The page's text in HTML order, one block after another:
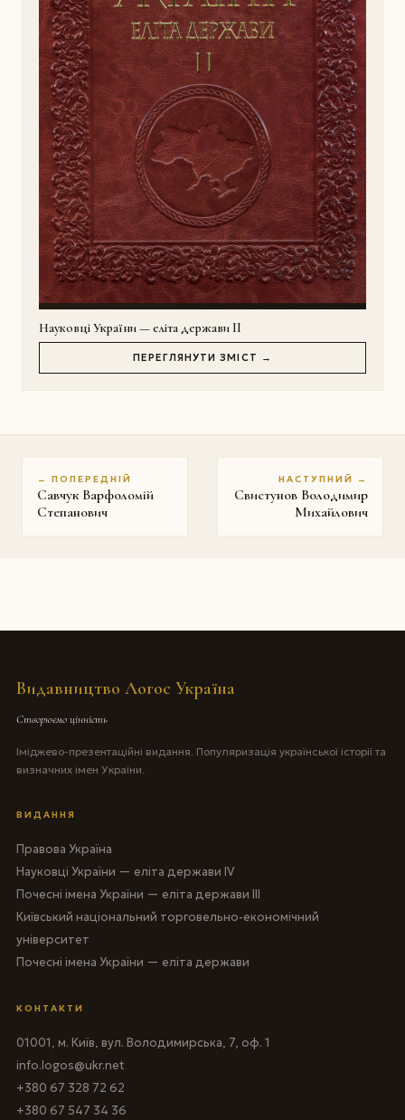
Науковці України — еліта держави II
ПЕРЕГЛЯНУТИ ЗМІСТ →
← ПОПЕРЕДНІЙ
Савчук Варфоломій
Степанович
НАСТУПНИЙ →
Свистунов Володимир
Михайлович
Видавництво Логос Україна
Створюємо цінність
Іміджево-презентаційні видання. Популяризація української історії та
визначних імен України.
ВИДАННЯ
Правова Україна
Науковці України — еліта держави IV
Почесні імена України — еліта держави III
Київський національний торговельно-економічний
університет
Почесні імена України — еліта держави
КОНТАКТИ
01001, м. Київ, вул. Володимирська, 7, оф. 1
info.logos@ukr.net
+380 67 328 72 62
+380 67 547 34 36